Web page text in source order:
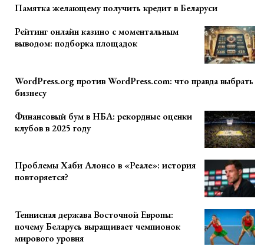
Памятка желающему получить кредит в Беларуси
Рейтинг онлайн казино с моментальным
выводом: подборка площадок
WordPress.org против WordPress.com: что правда выбрать
бизнесу
Финансовый бум в НБА: рекордные оценки
клубов в 2025 году
Проблемы Хаби Алонсо в «Реале»: история
повторяется?
Теннисная держава Восточной Европы:
почему Беларусь выращивает чемпионок
мирового уровня